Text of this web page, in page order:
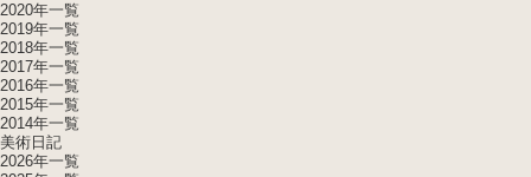
2020年一覧
2019年一覧
2018年一覧
2017年一覧
2016年一覧
2015年一覧
2014年一覧
美術日記
2026年一覧